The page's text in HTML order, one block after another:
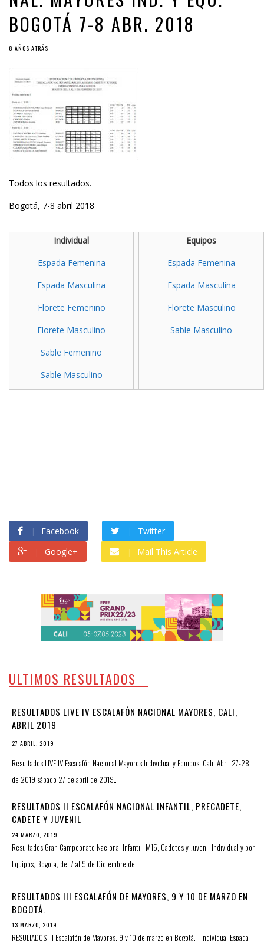
BOGOTÁ 7-8 ABR. 2018
8 AÑOS ATRÁS
Todos los resultados.
Bogotá, 7-8 abril 2018
Individual
Espada Femenina
Espada Masculina
Florete Femenino
Florete Masculino
Sable Femenino
Sable Masculino
Equipos
Espada Femenina
Espada Masculina
Florete Masculino
Sable Masculino
Facebook
Twitter
Google+
Mail This Article
ULTIMOS RESULTADOS
RESULTADOS LIVE IV ESCALAFÓN NACIONAL MAYORES, CALI,
ABRIL 2019
27 ABRIL, 2019
Resultados LIVE IV Escalafón Nacional Mayores Individual y Equipos, Cali, Abril 27-28
de 2019 sábado 27 de abril de 2019…
RESULTADOS II ESCALAFÓN NACIONAL INFANTIL, PRECADETE,
CADETE Y JUVENIL
24 MARZO, 2019
Resultados Gran Campeonato Nacional Infantil, M15, Cadetes y Juvenil Individual y por
Equipos, Bogotá, del 7 al 9 de Diciembre de…
RESULTADOS III ESCALAFÓN DE MAYORES, 9 Y 10 DE MARZO EN
BOGOTÁ.
13 MARZO, 2019
RESULTADOS III Escalafón de Mayores, 9 y 10 de marzo en Bogotá. Individual Espada